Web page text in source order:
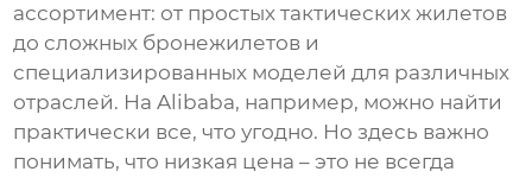
ассортимент: от простых тактических жилетов
до сложных бронежилетов и
специализированных моделей для различных
отраслей. На Alibaba, например, можно найти
практически все, что угодно. Но здесь важно
понимать, что низкая цена – это не всегда